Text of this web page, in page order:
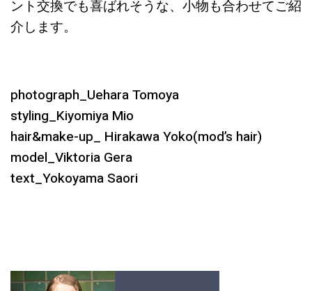
ント交換でも喜ばれそうな、小物も合わせてご紹
介します。
photograph_Uehara Tomoya
styling_Kiyomiya Mio
hair&make-up_ Hirakawa Yoko(mod’s hair)
model_Viktoria Gera
text_Yokoyama Saori